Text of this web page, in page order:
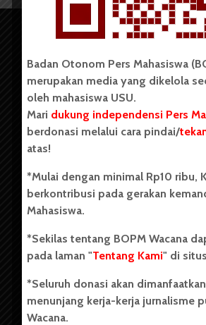
Copyright © 2023. All rights reserved
Badan Otonom Pers Mahasiswa (BOPM)
secara mandiri oleh mahasiswa
(USU). Sebelumnya BOPM Wacana
Utara dengan nama Pers Mahasiswa
berdiri pada 1 Juli 1995.
Badan Otonom Pers Mahasiswa
merupakan media yang dikelola
oleh mahasiswa USU.
Mari dukung independensi Pers
berdonasi melalui cara pindai/
atas!
*Mulai dengan minimal Rp10 ribu,
berkontribusi pada gerakan
Mahasiswa.
*Sekilas tentang BOPM Wacana
pada laman "Tentang Kami" di
*Seluruh donasi akan
menunjang kerja-kerja jurnalisme
Wacana.